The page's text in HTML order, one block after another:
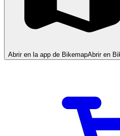
Abrir en la app de BikemapAbrir en